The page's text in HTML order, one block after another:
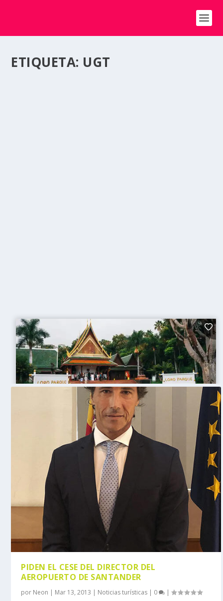
ETIQUETA: UGT
PIDEN EL CESE DEL DIRECTOR DEL
AEROPUERTO DE SANTANDER
por Neon | Mar 13, 2013 | Noticias turísticas | 0 |